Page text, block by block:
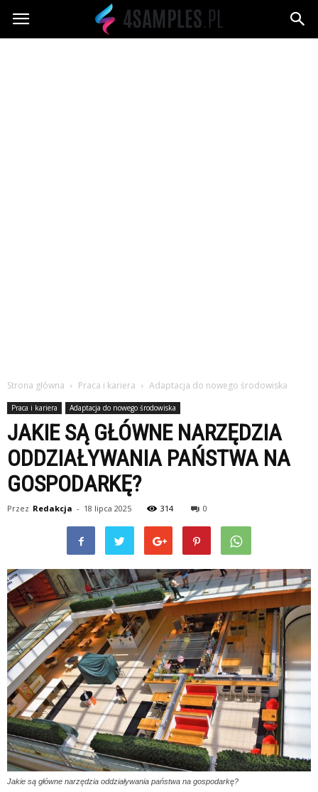
4samples.pl
Strona główna Praca i kariera Adaptacja do nowego środowiska
Praca i kariera Adaptacja do nowego środowiska
JAKIE SĄ GŁÓWNE NARZĘDZIA
ODDZIAŁYWANIA PAŃSTWA NA
GOSPODARKĘ?
Przez Redakcja - 18 lipca 2025 314 0
Jakie są główne narzędzia oddziaływania państwa na gospodarkę?